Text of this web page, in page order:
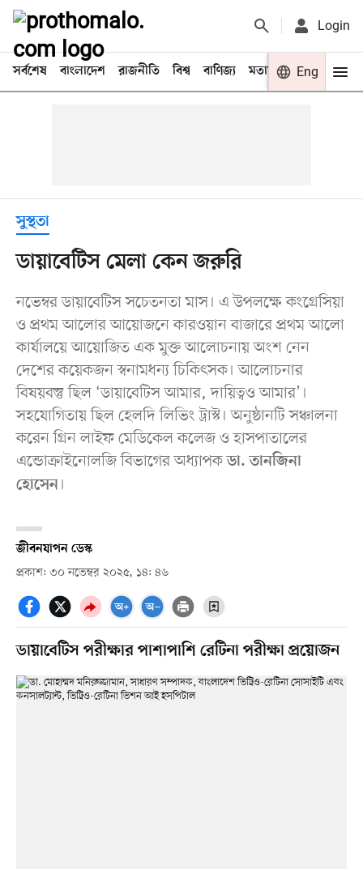
Login
সর্বশেষ বাংলাদেশ রাজনীতি বিশ্ব বাণিজ্য মতামত খেলা
Eng
সুস্থতা
ডায়াবেটিস মেলা কেন জরুরি
নভেম্বর ডায়াবেটিস সচেতনতা মাস। এ উপলক্ষে কংগ্রেসিয়া
ও প্রথম আলোর আয়োজনে কারওয়ান বাজারে প্রথম আলো
কার্যালয়ে আয়োজিত এক মুক্ত আলোচনায় অংশ নেন
দেশের কয়েকজন স্বনামধন্য চিকিৎসক। আলোচনার
বিষয়বস্তু ছিল ‘ডায়াবেটিস আমার, দায়িত্বও আমার’।
সহযোগিতায় ছিল হেলদি লিভিং ট্রাস্ট। অনুষ্ঠানটি সঞ্চালনা
করেন গ্রিন লাইফ মেডিকেল কলেজ ও হাসপাতালের
এন্ডোক্রাইনোলজি বিভাগের অধ্যাপকডা. তানজিনা
হোসেন।
জীবনযাপন ডেস্ক
প্রকাশ: ৩০ নভেম্বর ২০২৫, ১৪: ৪৬
ডায়াবেটিস পরীক্ষার পাশাপাশি রেটিনা পরীক্ষা প্রয়োজন